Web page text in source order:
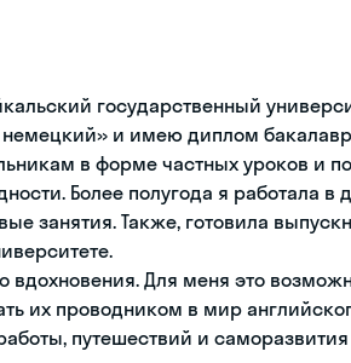
государственный
и имею диплом
в форме частных уроков и
Более полугода я работала
занятия. Также, готовила
Для меня это
их проводником в мир
путешествий и